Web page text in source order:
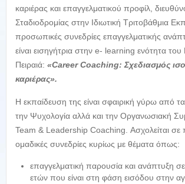
καριέρας και επαγγελματικού προφίλ,
Σταδιοδρομίας στην Ιδιωτική Τριτοβάθμια
προσωπικές συνεδρίες επαγγελματικής
είναι εισηγήτρια στην e- learning ενότητα του
Πειραιά: «Career Coaching: Σχεδιασμός
καριέρας».
Η εκπαίδευση της είναι σφαιρική γύρω από
την Ψυχολογία αλλά και την Οργανωσιακή
Team & Leadership Coaching. Ασχολείται σε
ομαδικές συνεδρίες κυρίως με θέματα όπως:
επαγγελματική παρουσία και ανάπτυξη
ετών που είναι στη φάση εισόδου στην